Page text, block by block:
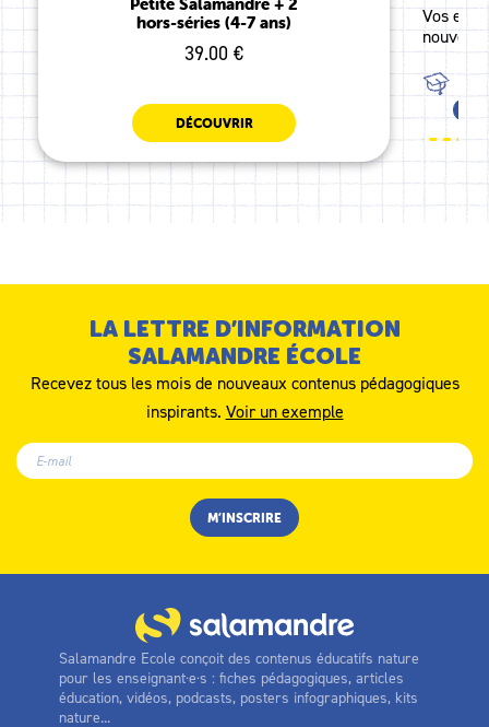
hors-séries (4-7 ans)
39.00 €
DÉCOUVRIR
Vos
LA LETTRE D’INFORMATION
SALAMANDRE ÉCOLE
Recevez tous les mois de nouveaux contenus pédagogiques
inspirants. Voir un exemple
Salamandre Ecole conçoit des contenus éducatifs nature
pour les enseignant·e·s : fiches pédagogiques, articles
éducation, vidéos, podcasts, posters infographiques, kits
nature...